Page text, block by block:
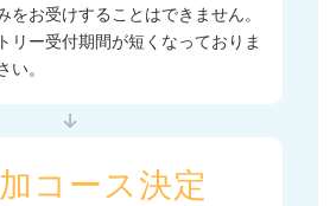
をお受けすることはできません。
リー受付期間が短くなっておりま
い。
コース決定